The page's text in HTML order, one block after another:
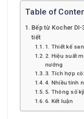
Table of
Bếp từ Kocher
tiết
1. Thiết kế
2. Hiệu suất
nướng
3. Tích hợp
4. Nhiều tính
5. Thông số
6. Kết luận